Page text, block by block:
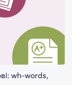
wh-words,